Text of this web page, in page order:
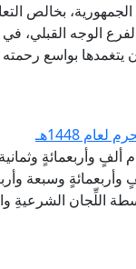
بخالص
الوجه القبلي، في
يتغمدها بواسع
1448هـ
ألفٍ وأربعمائةٍ
وأربعمائةٍ وسبعة
اللِّجان الشرعيةِ